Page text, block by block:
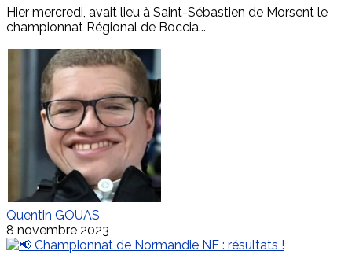
Hier mercredi, avait lieu à Saint-Sébastien de Morsent le
championnat Régional de Boccia...
Quentin GOUAS
8 novembre 2023